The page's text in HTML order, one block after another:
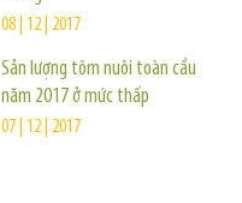
08 | 12 | 2017
Sản lượng tôm nuôi toàn cầu
năm 2017 ở mức thấp
07 | 12 | 2017